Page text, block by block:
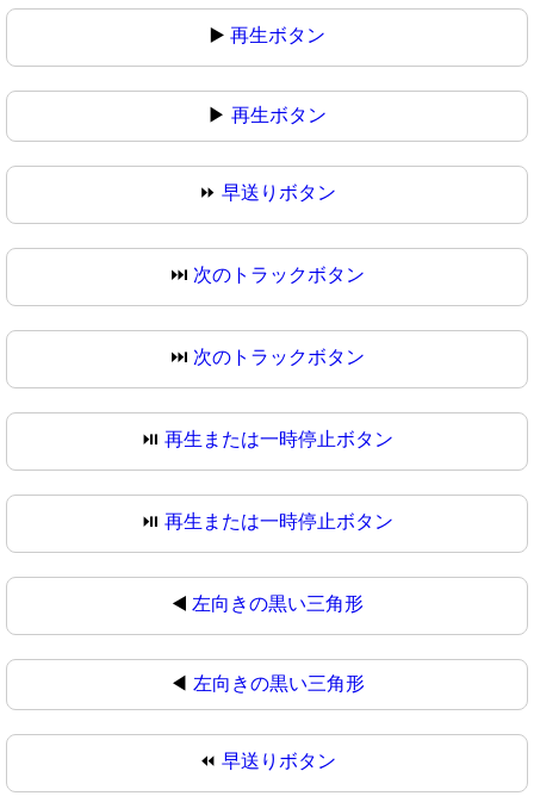
▶️ 再生ボタン
▶ 再生ボタン
⏩ 早送りボタン
⏭️ 次のトラックボタン
⏭ 次のトラックボタン
⏯️ 再生または一時停止ボタン
⏯ 再生または一時停止ボタン
◀️ 左向きの黒い三角形
◀ 左向きの黒い三角形
⏪ 早送りボタン